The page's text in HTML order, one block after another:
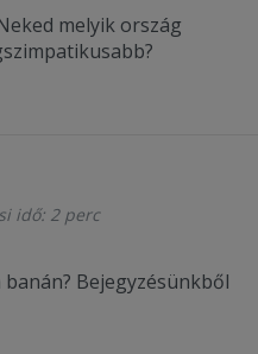
melyik ország
idő: 2 perc
Bejegyzésünkből